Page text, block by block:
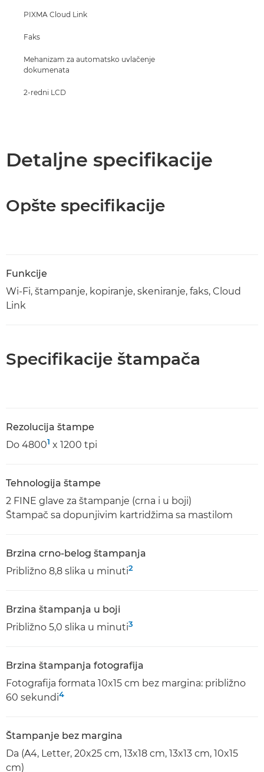
PIXMA Cloud Link
Faks
Mehanizam za automatsko uvlačenje
dokumenata
2-redni LCD
Detaljne specifikacije
Opšte specifikacije
Funkcije
Wi-Fi, štampanje, kopiranje, skeniranje, faks, Cloud
Link
Specifikacije štampača
Rezolucija štampe
Do 48001 x 1200 tpi
Tehnologija štampe
2 FINE glave za štampanje (crna i u boji)
Štampač sa dopunjivim kartridžima sa mastilom
Brzina crno-belog štampanja
Približno 8,8 slika u minuti2
Brzina štampanja u boji
Približno 5,0 slika u minuti3
Brzina štampanja fotografija
Fotografija formata 10x15 cm bez margina: približno
60 sekundi4
Štampanje bez margina
Da (A4, Letter, 20x25 cm, 13x18 cm, 13x13 cm, 10x15
cm)